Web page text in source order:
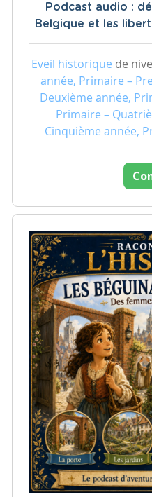
Podcast audio :
Belgique et les
Eveil historique de
année, Primaire –
Deuxième année,
Primaire –
Cinquième année,